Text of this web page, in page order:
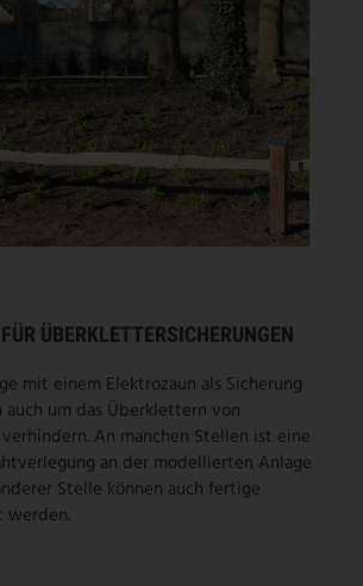
ÜBERKLETTERSICHERUNGEN
mit einem Elektrozaun als Sicherung
um das Überklettern von
An manchen Stellen ist eine
an der modellierten Anlage
Stelle können auch fertige
werden.